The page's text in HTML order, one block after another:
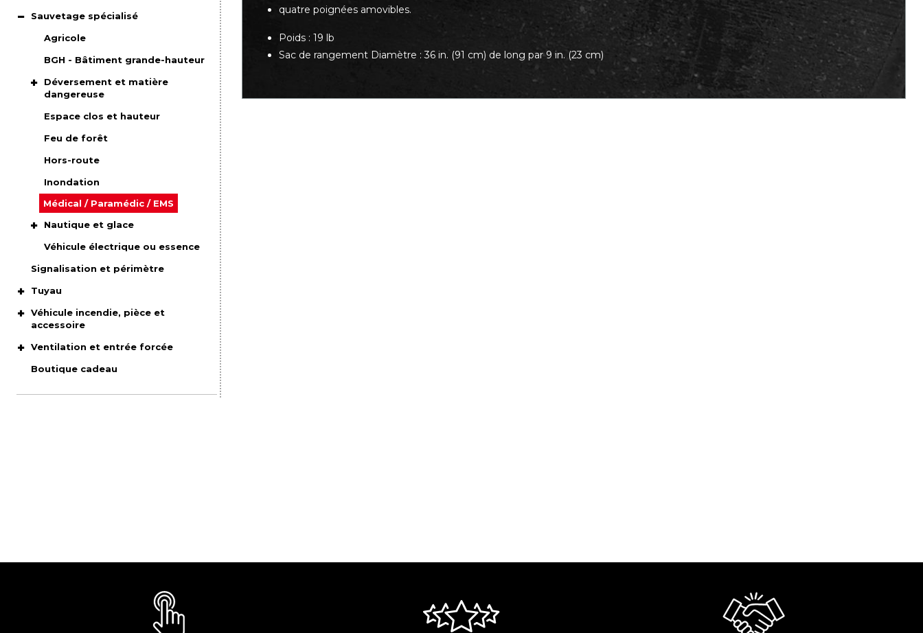
Sauvetage spécialisé
Agricole
BGH - Bâtiment grande-hauteur
Déversement et matière
dangereuse
Espace clos et hauteur
Feu de forêt
Hors-route
Inondation
Médical / Paramédic / EMS
Nautique et glace
Véhicule électrique ou essence
Signalisation et périmètre
Tuyau
Véhicule incendie, pièce et
accessoire
Ventilation et entrée forcée
Boutique cadeau
quatre poignées amovibles.
Poids : 19 lb
Sac de rangement Diamètre : 36 in. (91 cm) de long par 9 in. (23 cm)